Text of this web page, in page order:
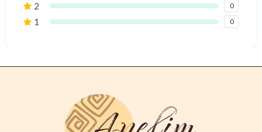
2 0
1 0